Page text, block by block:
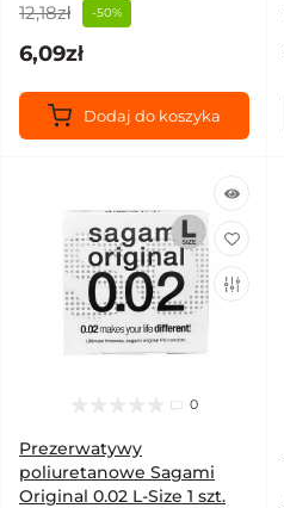
12,18zł -50%
6,09zł
Dodaj do koszyka
0
Prezerwatywy
poliuretanowe Sagami
Original 0.02 L-Size 1 szt.